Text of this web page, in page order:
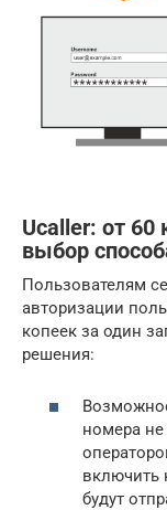
Ucaller: от 60
выбор
Пользователям
авторизации
копеек за один
решения:
номера
включить
будут